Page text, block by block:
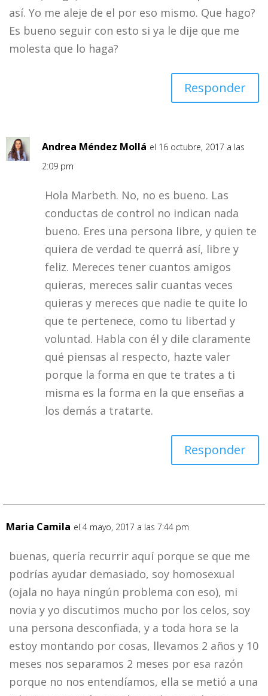
así. Yo me aleje de el por eso mismo. Que hago?
Es bueno seguir con esto si ya le dije que me
molesta que lo haga?
Responder
Andrea Méndez Mollá el 16 octubre, 2017 a las
2:09 pm
Hola Marbeth. No, no es bueno. Las
conductas de control no indican nada
bueno. Eres una persona libre, y quien te
quiera de verdad te querrá así, libre y
feliz. Mereces tener cuantos amigos
quieras, mereces salir cuantas veces
quieras y mereces que nadie te quite lo
que te pertenece, como tu libertad y
voluntad. Habla con él y dile claramente
qué piensas al respecto, hazte valer
porque la forma en que te trates a ti
misma es la forma en la que enseñas a
los demás a tratarte.
Responder
Maria Camila el 4 mayo, 2017 a las 7:44 pm
buenas, quería recurrir aquí porque se que me
podrías ayudar demasiado, soy homosexual
(ojala no haya ningún problema con eso), mi
novia y yo discutimos mucho por los celos, soy
una persona desconfiada, y a toda hora se la
estoy montando por cosas, llevamos 2 años y 10
meses nos separamos 2 meses por esa razón
porque no nos entendíamos, ella se metió a una